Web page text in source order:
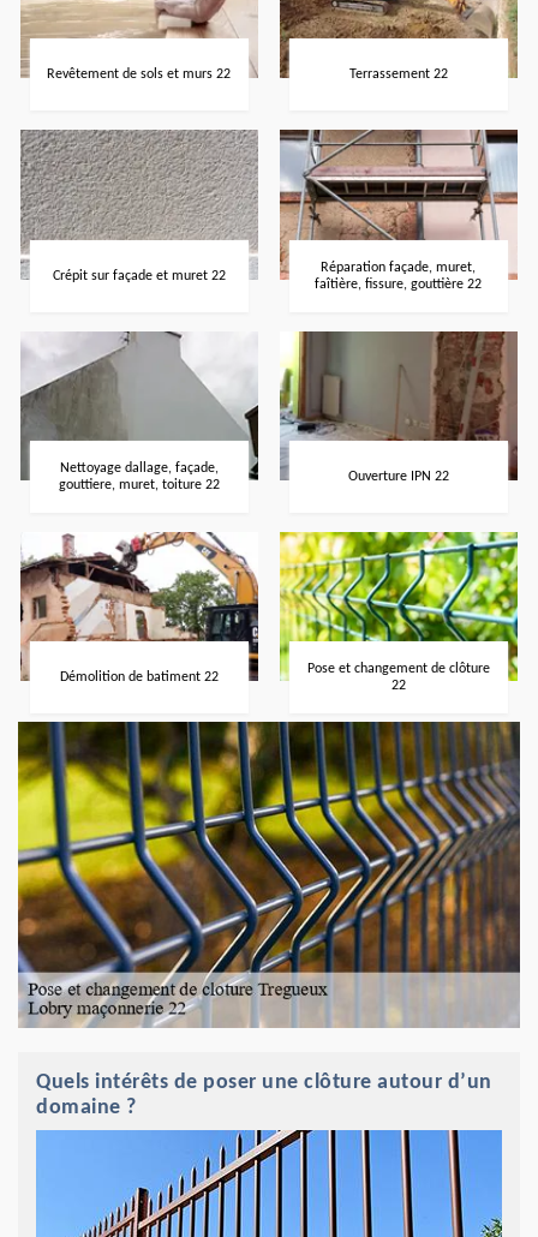
Revêtement de sols et murs 22 Terrassement 22
Crépit sur façade et muret 22
Réparation façade, muret,
faîtière, fissure, gouttière 22
Nettoyage dallage, façade,
gouttiere, muret, toiture 22
Ouverture IPN 22
Démolition de batiment 22
Pose et changement de clôture
22
Quels intérêts de poser une clôture autour d’un
domaine ?